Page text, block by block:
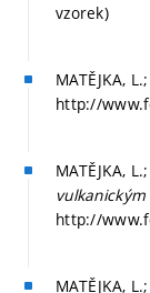
vzorek)
MATĚJKA,
http://
MATĚJKA,
http://
MATĚJKA,